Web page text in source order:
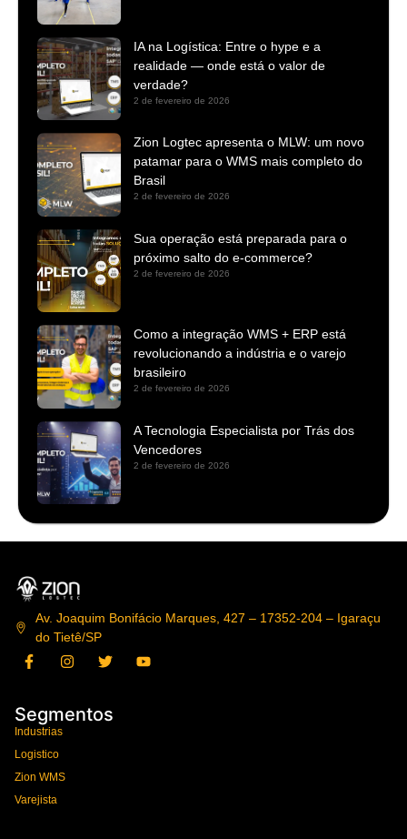
IA na Logística: Entre o hype e a
realidade — onde está o valor de
verdade?
2 de fevereiro de 2026
Zion Logtec apresenta o MLW: um novo
patamar para o WMS mais completo do
Brasil
2 de fevereiro de 2026
Sua operação está preparada para o
próximo salto do e-commerce?
2 de fevereiro de 2026
Como a integração WMS + ERP está
revolucionando a indústria e o varejo
brasileiro
2 de fevereiro de 2026
A Tecnologia Especialista por Trás dos
Vencedores
2 de fevereiro de 2026
Av. Joaquim Bonifácio Marques, 427 – 17352-204 – Igaraçu
do Tietê/SP
Segmentos
Industrias
Logistico
Zion WMS
Varejista